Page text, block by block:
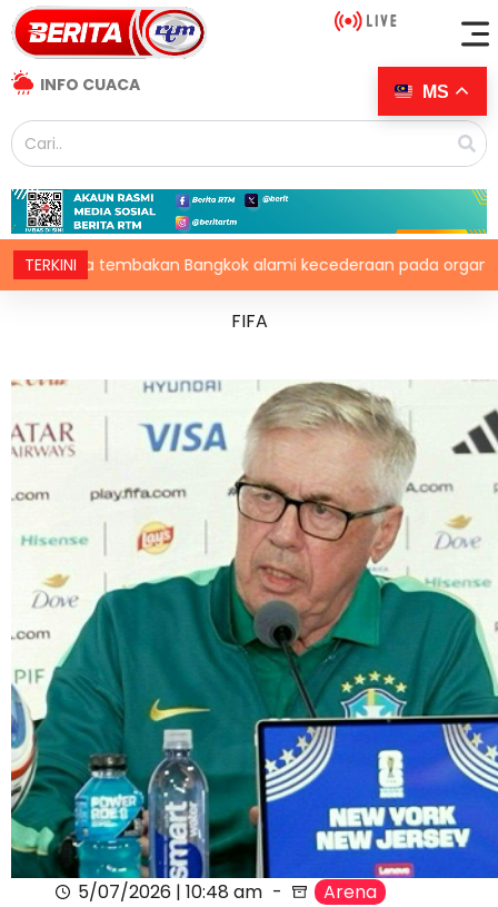
INFO CUACA
TERKINIalami kecederaan pada organ penting
FIFA
5/07/2026 | 10:48 am Arena
MS